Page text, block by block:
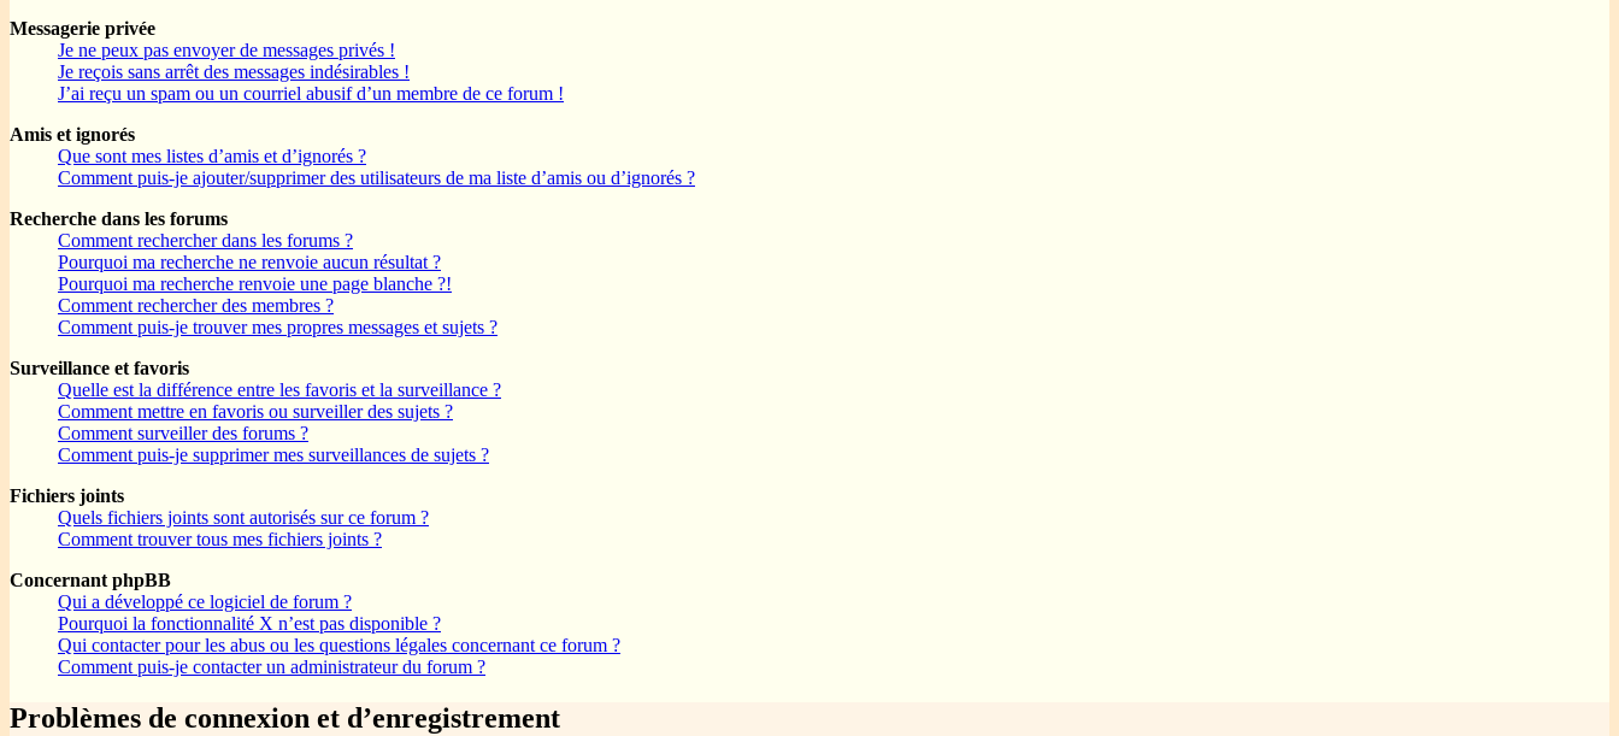
Messagerie privée
Je ne peux pas envoyer de messages privés !
Je reçois sans arrêt des messages indésirables !
J’ai reçu un spam ou un courriel abusif d’un membre de ce forum !
Amis et ignorés
Que sont mes listes d’amis et d’ignorés ?
Comment puis-je ajouter/supprimer des utilisateurs de ma liste d’amis ou d’ignorés ?
Recherche dans les forums
Comment rechercher dans les forums ?
Pourquoi ma recherche ne renvoie aucun résultat ?
Pourquoi ma recherche renvoie une page blanche ?!
Comment rechercher des membres ?
Comment puis-je trouver mes propres messages et sujets ?
Surveillance et favoris
Quelle est la différence entre les favoris et la surveillance ?
Comment mettre en favoris ou surveiller des sujets ?
Comment surveiller des forums ?
Comment puis-je supprimer mes surveillances de sujets ?
Fichiers joints
Quels fichiers joints sont autorisés sur ce forum ?
Comment trouver tous mes fichiers joints ?
Concernant phpBB
Qui a développé ce logiciel de forum ?
Pourquoi la fonctionnalité X n’est pas disponible ?
Qui contacter pour les abus ou les questions légales concernant ce forum ?
Comment puis-je contacter un administrateur du forum ?
Problèmes de connexion et d’enregistrement